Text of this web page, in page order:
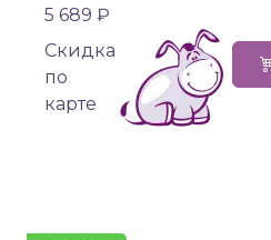
5 689 ₽
Cкидка
по
карте